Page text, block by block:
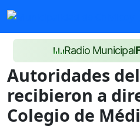
Radio Municipal
Autoridades
recibieron a
Colegio de